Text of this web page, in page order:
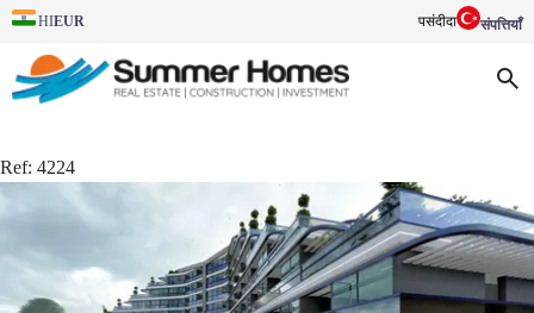
HIEUR पसंदीदा संपत्तियाँ
Ref: 4224